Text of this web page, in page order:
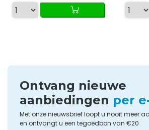
Ontvang nieuwe
aanbiedingen per
Met onze nieuwsbrief loopt u nooit meer
en ontvangt u een tegoedbon van €20